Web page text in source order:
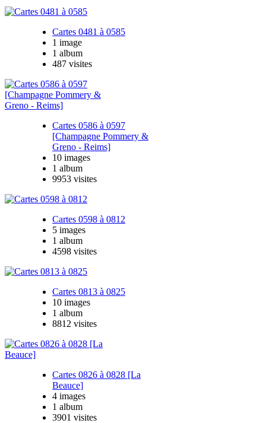
Cartes 0481 à 0585
1 image
1 album
487 visites
Cartes 0586 à 0597
[Champagne Pommery &
Greno - Reims]
10 images
1 album
9953 visites
Cartes 0598 à 0812
5 images
1 album
4598 visites
Cartes 0813 à 0825
10 images
1 album
8812 visites
Cartes 0826 à 0828 [La
Beauce]
4 images
1 album
3901 visites